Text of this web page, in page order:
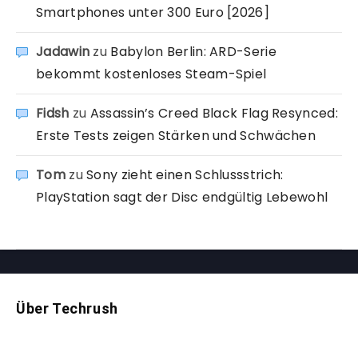
Smartphones unter 300 Euro [2026]
Jadawin zu Babylon Berlin: ARD-Serie
bekommt kostenloses Steam-Spiel
Fidsh zu Assassin’s Creed Black Flag Resynced:
Erste Tests zeigen Stärken und Schwächen
TomzuSony zieht einen Schlussstrich:
PlayStation sagt der Disc endgültig Lebewohl
Über Techrush